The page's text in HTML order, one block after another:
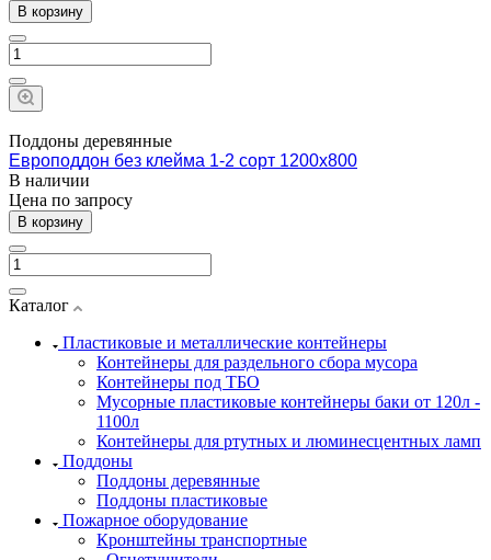
В корзину
Поддоны деревянные
Европоддон без клейма 1-2 сорт 1200х800
В наличии
Цена по запросу
В корзину
Каталог
Пластиковые и металлические контейнеры
Контейнеры для раздельного сбора мусора
Контейнеры под ТБО
Мусорные пластиковые контейнеры баки от 120л -
1100л
Контейнеры для ртутных и люминесцентных ламп
Поддоны
Поддоны деревянные
Поддоны пластиковые
Пожарное оборудование
Кронштейны транспортные